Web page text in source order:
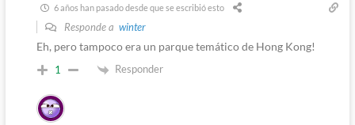
6 años han pasado desde que se escribió esto
Responde a winter
Eh, pero tampoco era un parque temático de Hong Kong!
1 Responder